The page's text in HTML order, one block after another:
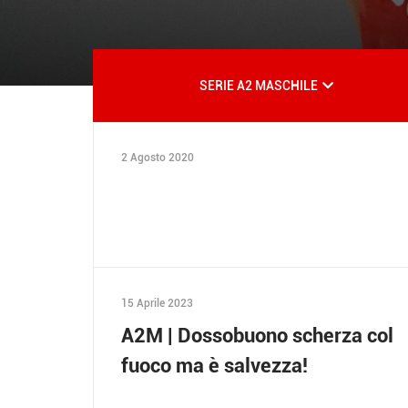
SERIE A2 MASCHILE
2 Agosto 2020
15 Aprile 2023
A2M | Dossobuono scherza col
fuoco ma è salvezza!